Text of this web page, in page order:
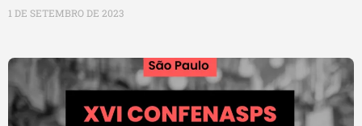
1 DE SETEMBRO DE 2023